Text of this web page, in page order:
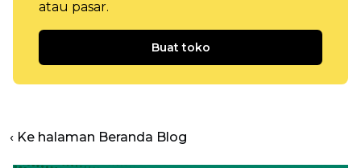
atau pasar.
Buat toko
‹ Ke halaman Beranda Blog